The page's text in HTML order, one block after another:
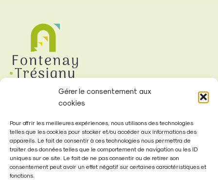
Gérer le consentement aux
cookies
Pour offrir les meilleures expériences, nous utilisons des technologies
telles que les cookies pour stocker et/ou accéder aux informations des
appareils. Le fait de consentir à ces technologies nous permettra de
traiter des données telles que le comportement de navigation ou les ID
uniques sur ce site. Le fait de ne pas consentir ou de retirer son
consentement peut avoir un effet négatif sur certaines caractéristiques et
fonctions.
Mairie de
Fontenay-Trésigny
Mairie,
26 Av. du Général de Gaulle